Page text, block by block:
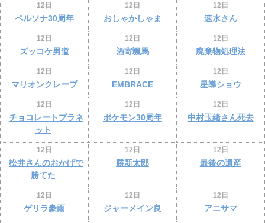
12日
ペルソナ30周年
12日
おしゃかしゃま
12日
速水さん
12日
ズッコケ男道
12日
酒寄颯馬
12日
廃棄物処理法
12日
マリオンクレープ
12日
EMBRACE
12日
星導ショウ
12日
チョコレートプラネ
ット
12日
ポケモン30周年
12日
中村玉緒さん死去
12日
松井さんのおかげで
勝てた
12日
勝新太郎
12日
最後の遺産
12日
ゲリラ豪雨
12日
ジャーメイン良
12日
アニサマ